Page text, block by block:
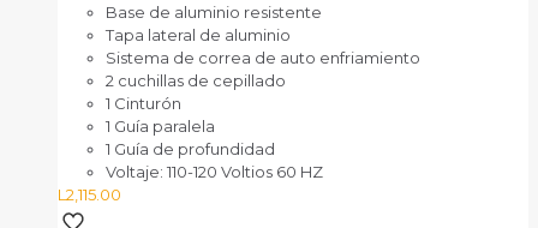
Base de aluminio resistente
Tapa lateral de aluminio
Sistema de correa de auto enfriamiento
2 cuchillas de cepillado
1 Cinturón
1 Guía paralela
1 Guía de profundidad
Voltaje: 110-120 Voltios 60 HZ
L 2,115.00